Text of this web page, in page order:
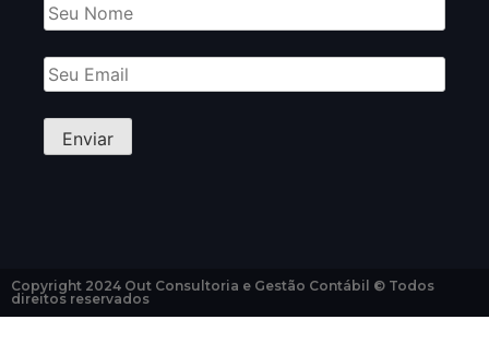
Copyright 2024 Out Consultoria e Gestão Contábil © Todos
direitos reservados